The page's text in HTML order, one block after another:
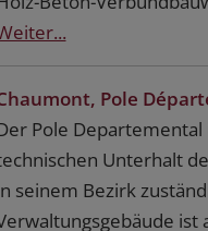
Pole
Pole
Unterhalt
seinem Bezirk
ist